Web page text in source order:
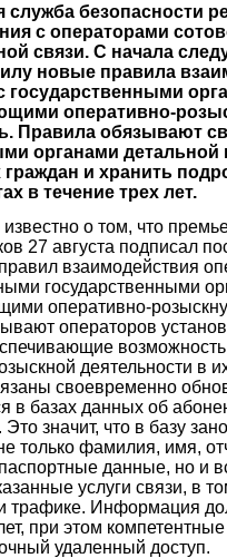
служба безопасности
с операторами
связи. С начала
новые правила
государственными
оперативно-
Правила обязывают
органами
граждан и хранить
в течение трех лет.
известно о том, что
27 августа подписал
взаимодействия
государственными
оперативно-
операторов
деятельности в
своевременно
в базах данных об
Это значит, что в базу
только фамилия, имя,
данные, но и
услуги связи, в
трафике. Информация
при этом
удаленный доступ.